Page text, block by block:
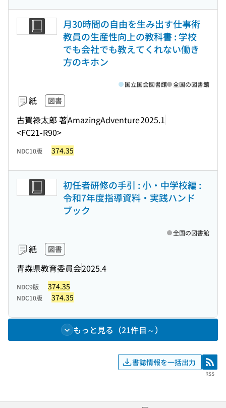
月30時間の自由を生み出す仕事術
教員の生産性向上の教科書 : 学校
でも会社でも教えてくれない働き
方のキホン
紙 図書
古賀禄太郎 著AmazingAdventure2025.1
<FC21-R90>
国立国会図書館 全国の図書館
NDC10版 374.35
初任者研修の手引 : 小・中学校編 :
令和7年度指導資料・実践ハンド
ブック
紙 図書
青森県教育委員会2025.4
全国の図書館
NDC9版 374.35
NDC10版 374.35
もっと見る（21件目～）
書誌情報を一括出力 RSS
RSS